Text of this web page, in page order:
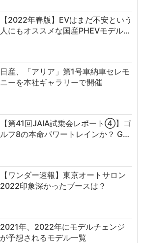
【2022年春版】EVはまだ不安という
人にもオススメな国産PHEVモデル…
日産、「アリア」第1号車納車セレモ
ニーを本社ギャラリーで開催
【第41回JAIA試乗会レポート④】ゴ
ルフ8の本命パワートレインか？ G…
【ワンダー速報】東京オートサロン
2022印象深かったブースは？
2021年、2022年にモデルチェンジ
が予想されるモデル一覧